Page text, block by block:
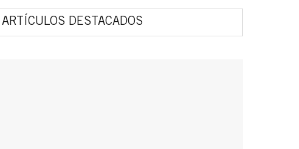
ARTÍCULOS DESTACADOS